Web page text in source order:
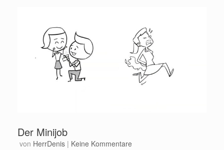
Der Minijob
von HerrDenis | Keine Kommentare